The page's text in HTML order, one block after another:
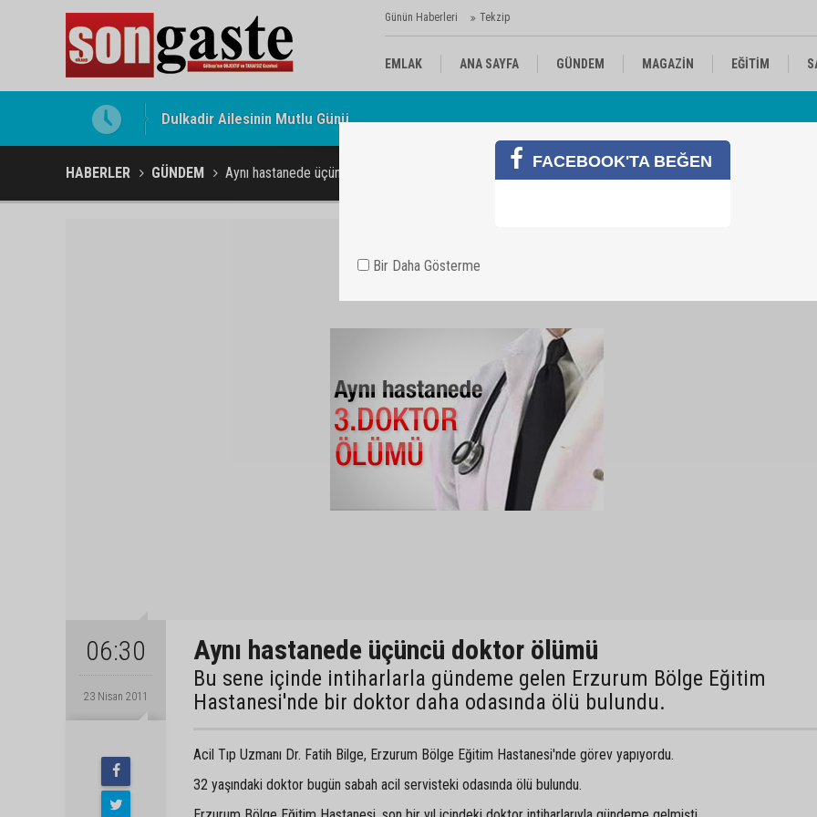
Günün Haberleri Tekzip
EMLAK ANA SAYFA GÜNDEM MAGAZİN EĞİTİM
Gölbaşı Esnafının Sesi Ankara Kalkınma Ajansı'nda
HABERLER GÜNDEM Aynı hastanede üçüncü doktor ölümü
06:30
23 Nisan 2011
Aynı hastanede üçüncü doktor ölümü
Bu sene içinde intiharlarla gündeme gelen Erzurum Bölge Eğitim
Hastanesi'nde bir doktor daha odasında ölü bulundu.
Acil Tıp Uzmanı Dr. Fatih Bilge, Erzurum Bölge Eğitim Hastanesi'nde görev yapıyordu.
32 yaşındaki doktor bugün sabah acil servisteki odasında ölü bulundu.
FACEBOOK'TA BEĞEN
Bir Daha Gösterme